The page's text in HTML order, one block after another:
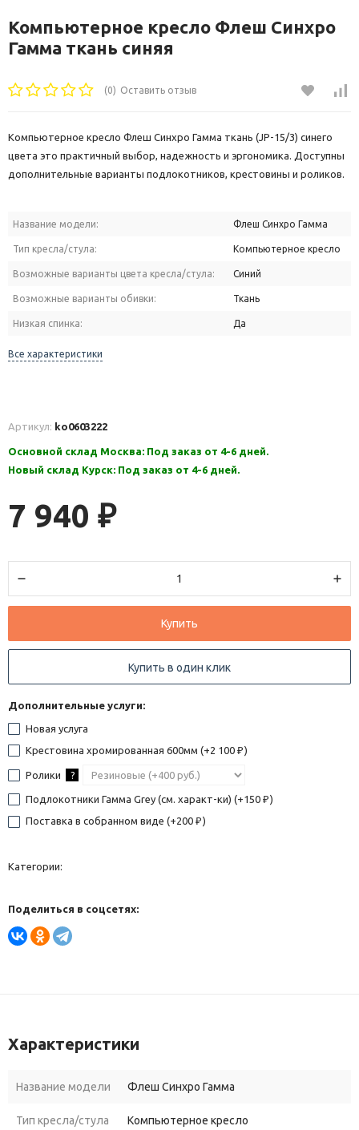
Компьютерное кресло Флеш Синхро
Гамма ткань синяя
(0) Оставить отзыв
Компьютерное кресло Флеш Синхро Гамма ткань (JP-15/3) синего
цвета это практичный выбор, надежность и эргономика. Доступны
дополнительные варианты подлокотников, крестовины и роликов.
Название модели: Флеш Синхро Гамма
Тип кресла/стула: Компьютерное кресло
Возможные варианты цвета кресла/стула: Синий
Возможные варианты обивки: Ткань
Низкая спинка: Да
Все характеристики
Артикул: ko0603222
Основной склад Москва: Под заказ от 4-6 дней.
Новый склад Курск: Под заказ от 4-6 дней.
7 940 ₽
Купить
Купить в один клик
Дополнительные услуги:
Новая услуга
Крестовина хромированная 600мм (+2 100 ₽ )
Ролики ?
Подлокотники Гамма Grey (см. характ-ки) (+150 ₽ )
Поставка в собранном виде (+200 ₽ )
Категории:
Поделиться в соцсетях:
Характеристики
Название модели Флеш Синхро Гамма
Тип кресла/стула Компьютерное кресло